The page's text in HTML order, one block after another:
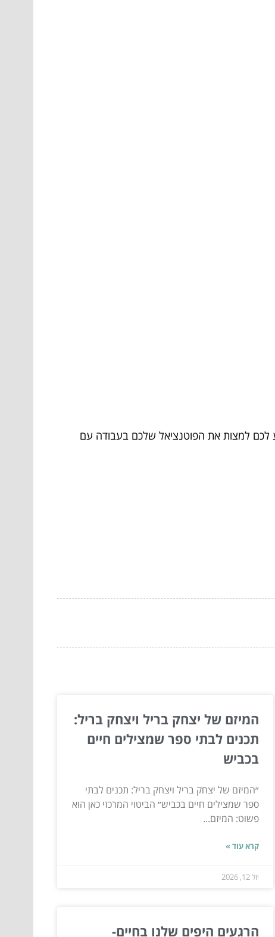
לכם למצות את הפוטנציאל שלכם בעבודה עם
המיזם של יצחק בריל ויצחק בריל:
תכנים לבתי ספר שמצילים חיים
בכביש
״המיזם של יצחק בריל ויצחק בריל: תכנים לבתי
ספר שמצילים חיים בכביש״ הביטוי המרכזי כאן הוא
פשוט: המיזם...
קרא עוד »
יול 12, 2026
הרגעים היפים שלנו בחיים-